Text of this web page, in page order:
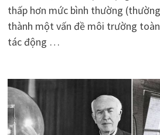
thấp hơn mức bình thường
thành một vấn đề môi trường
tác động …